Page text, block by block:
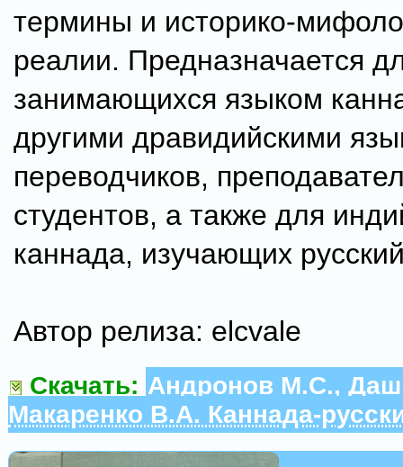
термины и историко-
реалии. Предназначается
занимающихся языком
другими дравидийскими
переводчиков,
студентов, а также для
каннада, изучающих
Автор релиза: elcvale
Скачать: Андронов М.С.,
Макаренко В.А. Каннада-